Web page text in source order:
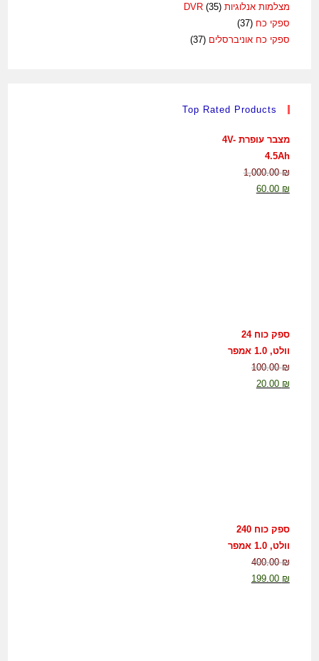
מצלמות אנלוגיות DVR(35)
ספקי כח (37)
ספקי כח אוניברסלים (37)
Top Rated Products
מצבר עופרת 4V-
4.5Ah
1,000.00₪
60.00 ₪
ספק כוח 24
וולט, 1.0 אמפר
100.00₪
20.00 ₪
ספק כוח 240
וולט, 1.0 אמפר
400.00₪
199.00 ₪